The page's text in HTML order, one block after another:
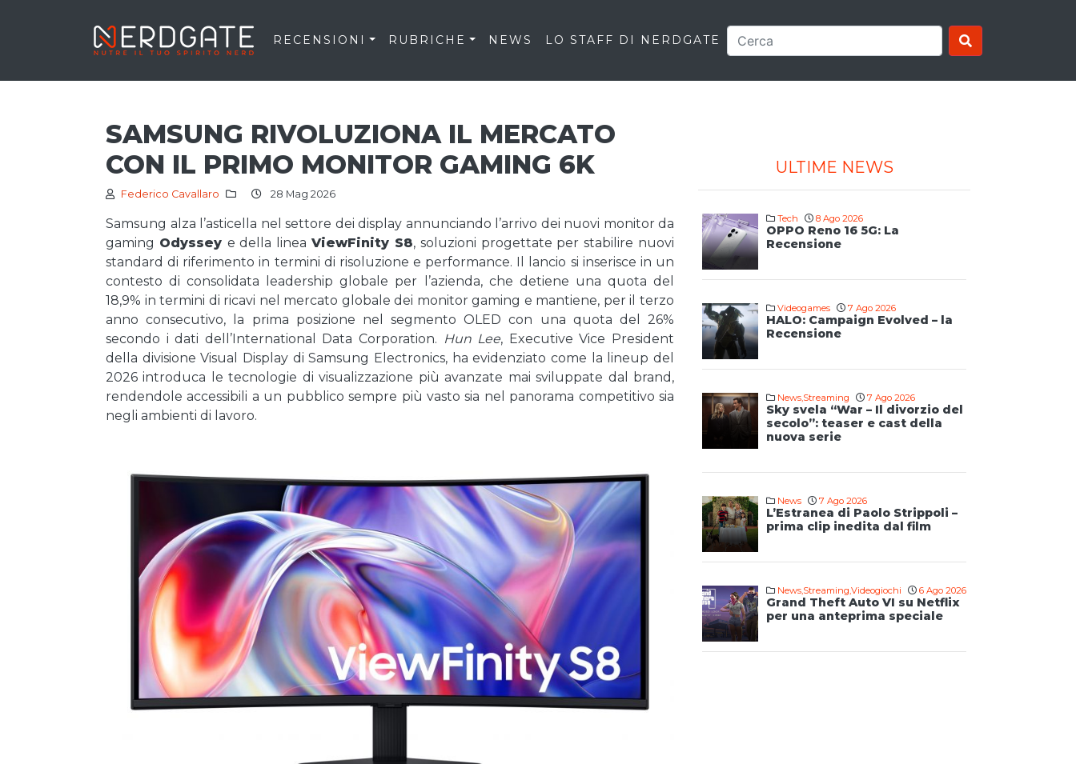
RECENSIONI RUBRICHE NEWS LO STAFF DI NERDGATE
SAMSUNG RIVOLUZIONA IL MERCATO
CON IL PRIMO MONITOR GAMING 6K
Federico Cavallaro 28 Mag 2026
Samsung alza l’asticella nel settore dei display annunciando l’arrivo dei nuovi monitor da
gaming Odyssey e della lineaViewFinity S8, soluzioni progettate per stabilire nuovi
standard di riferimento in termini di risoluzione e performance. Il lancio si inserisce in un
contesto di consolidata leadership globale per l’azienda, che detiene una quota del
18,9% in termini di ricavi nel mercato globale dei monitor gaming e mantiene, per il terzo
anno consecutivo, la prima posizione nel segmento OLED con una quota del 26%
secondo i dati dell’International Data Corporation. Hun Lee, Executive Vice President
della divisione Visual Display di Samsung Electronics, ha evidenziato come la lineup del
2026 introduca le tecnologie di visualizzazione più avanzate mai sviluppate dal brand,
rendendole accessibili a un pubblico sempre più vasto sia nel panorama competitivo sia
negli ambienti di lavoro.
ULTIME NEWS
Tech 8 Ago 2026
OPPO Reno 16 5G: La
Recensione
Videogames 7 Ago 2026
HALO: Campaign Evolved – la
Recensione
News,Streaming 7 Ago 2026
Sky svela “War – Il divorzio del
secolo”: teaser e cast della
nuova serie
News 7 Ago 2026
L’Estranea di Paolo Strippoli –
prima clip inedita dal film
News,Streaming,Videogiochi 6 Ago 2026
Grand Theft Auto VI su Netflix
per una anteprima speciale